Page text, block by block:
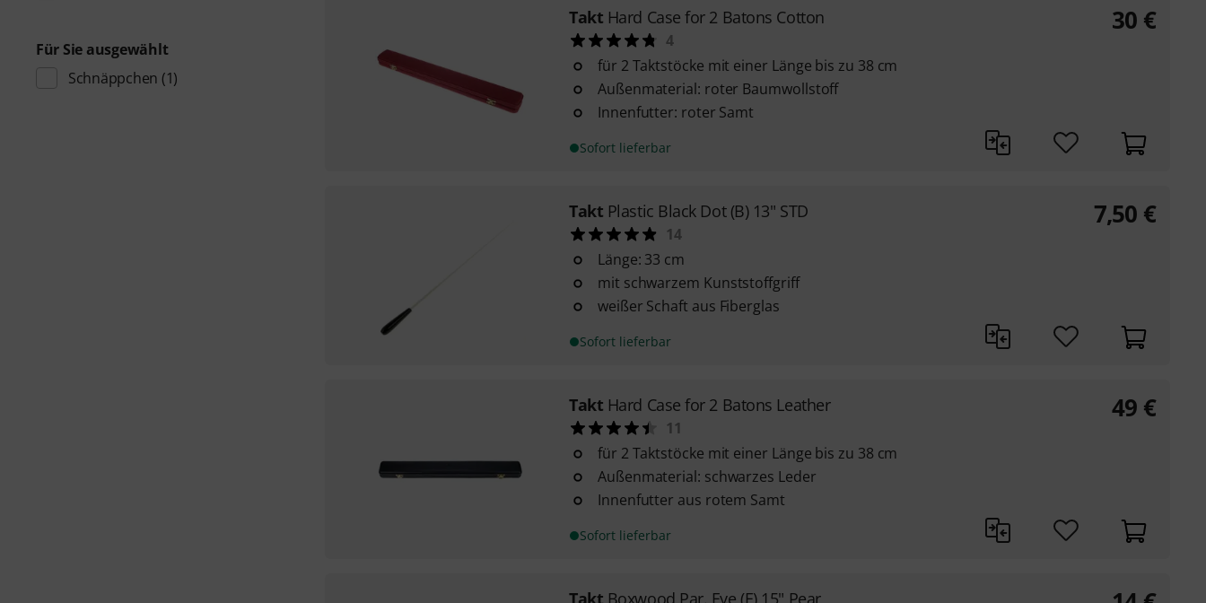
Für Sie ausgewählt
Schnäppchen (1)
Takt Hard Case for 2 Batons Cotton
4
für 2 Taktstöcke mit einer Länge bis zu 38 cm
Außenmaterial: roter Baumwollstoff
Innenfutter: roter Samt
Sofort lieferbar
30 €
Takt Plastic Black Dot (B) 13" STD
14
Länge: 33 cm
mit schwarzem Kunststoffgriff
weißer Schaft aus Fiberglas
Sofort lieferbar
7,50 €
Takt Hard Case for 2 Batons Leather
11
für 2 Taktstöcke mit einer Länge bis zu 38 cm
Außenmaterial: schwarzes Leder
Innenfutter aus rotem Samt
Sofort lieferbar
49 €
Takt Boxwood Par. Eye (E) 15" Pear